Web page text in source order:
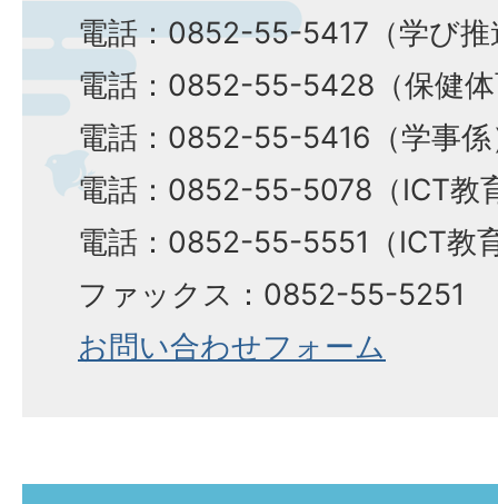
電話：0852-55-5417（学び推
電話：0852-55-5428（保健
電話：0852-55-5416（学事係
電話：0852-55-5078（ICT教
電話：0852-55-5551（ICT教
ファックス：0852-55-5251
お問い合わせフォーム